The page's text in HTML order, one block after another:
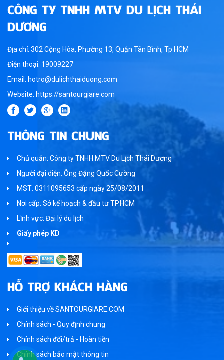
CÔNG TY TNHH MTV DU LỊCH THÁI
DƯƠNG
Địa chỉ: 302 Cộng Hòa, Phường 13, Quận Tân Bình, Tp HCM
Điện thoại: 19009227
Email: hotro@dulichthaiduong.com
Website: https://santourgiare.com
THÔNG TIN CHUNG
Chủ quản: Công ty TNHH MTV Du Lịch Thái Dương
Người đại diện: Ông Đặng Quốc Cường
MST: 0311095653 cấp ngày 25/08/2011
Nơi cấp: Sở kế hoạch & đầu tư TP.HCM
Lĩnh vực: Đại lý du lịch
Giấy phép KD
HỖ TRỢ KHÁCH HÀNG
Giới thiệu về SANTOURGIARE.COM
Chính sách - Quy định chung
Chính sách đổi/trả - Hoàn tiền
Chính sách bảo mật thông tin